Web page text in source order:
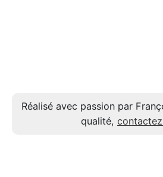
Réalisé avec passion par
qualité,